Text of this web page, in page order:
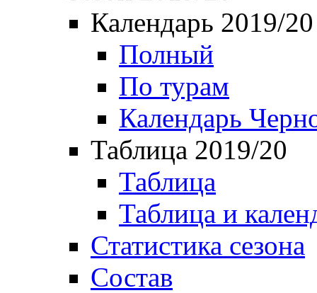
Календарь 2019/20
Полный
По турам
Календарь
Таблица 2019/20
Таблица
Таблица и
Статистика сезона
Состав